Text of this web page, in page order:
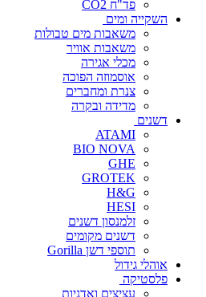
פד"ח CO2
השקייה ומים
משאבות מים טבולות
משאבות אוויר
מכלי אגירה
אוסמוזה הפוכה
צנרת ומחברים
מדידה ובקרה
דשנים
ATAMI
BIO NOVA
GHE
GROTEK
H&G
HESI
זלמנסון דשנים
דשנים מקומים
תוספי דשן Gorilla
אוהלי גידול
פלסטיקה
עציצים ואדניות